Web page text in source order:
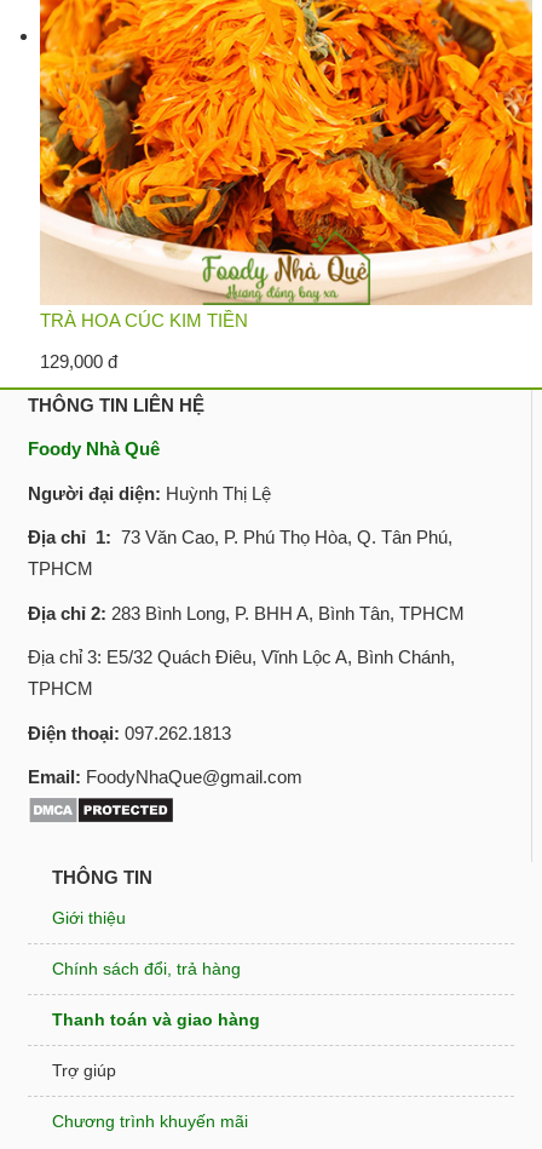
TRÀ HOA CÚC KIM TIỀN
129,000 đ
THÔNG TIN LIÊN HỆ
Foody Nhà Quê
Người đại diện: Huỳnh Thị Lệ
Địa chỉ 1: 73 Văn Cao, P. Phú Thọ Hòa, Q. Tân Phú,
TPHCM
Địa chỉ 2: 283 Bình Long, P. BHH A, Bình Tân, TPHCM
Địa chỉ 3: E5/32 Quách Điêu, Vĩnh Lộc A, Bình Chánh,
TPHCM
Điện thoại: 097.262.1813
Email: FoodyNhaQue@gmail.com
THÔNG TIN
Giới thiệu
Chính sách đổi, trả hàng
Thanh toán và giao hàng
Trợ giúp
Chương trình khuyến mãi